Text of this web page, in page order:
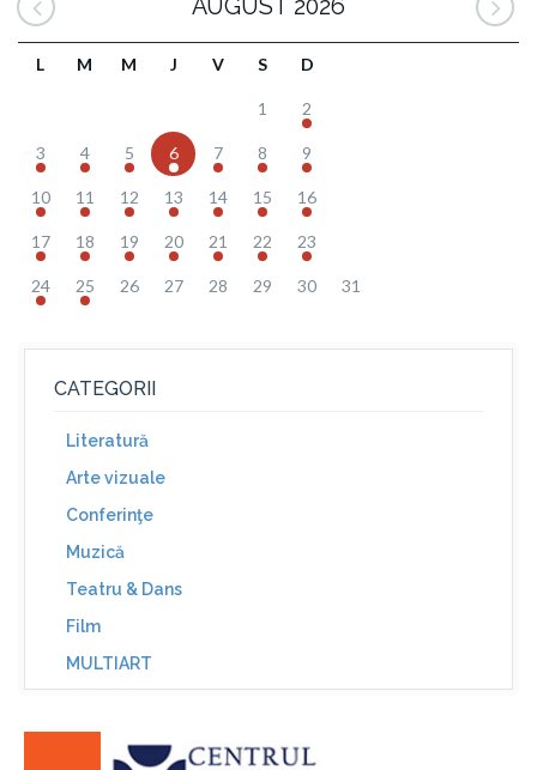
AUGUST 2026
L M M J V S D
1 2
3 4 5 6 7 8 9
10 11 12 13 14 15 16
17 18 19 20 21 22 23
24 25 26 27 28 29 30 31
CATEGORII
Literatură
Arte vizuale
Conferinţe
Muzică
Teatru & Dans
Film
MULTIART